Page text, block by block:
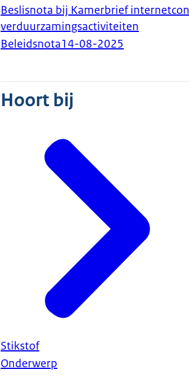
Beslisnota bij Kamerbrief
verduurzamingsactiviteiten
Beleidsnota14-08-2025
Hoort bij
Stikstof
Onderwerp